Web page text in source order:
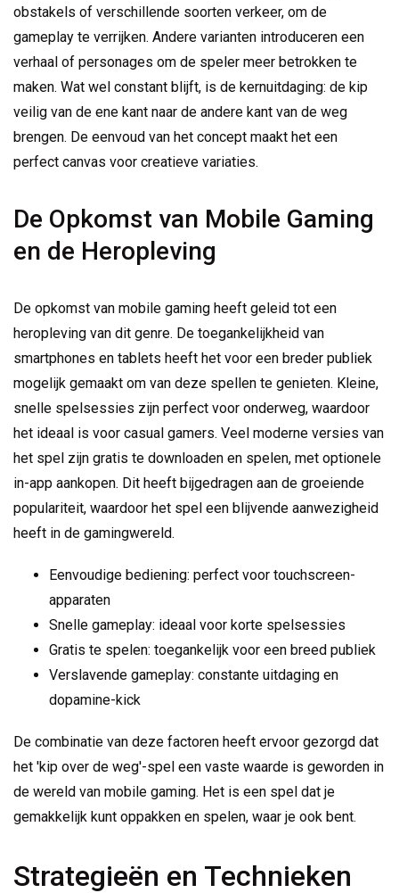
obstakels of verschillende soorten verkeer, om de
gameplay te verrijken. Andere varianten introduceren een
verhaal of personages om de speler meer betrokken te
maken. Wat wel constant blijft, is de kernuitdaging: de kip
veilig van de ene kant naar de andere kant van de weg
brengen. De eenvoud van het concept maakt het een
perfect canvas voor creatieve variaties.
De Opkomst van Mobile Gaming
en de Heropleving
De opkomst van mobile gaming heeft geleid tot een
heropleving van dit genre. De toegankelijkheid van
smartphones en tablets heeft het voor een breder publiek
mogelijk gemaakt om van deze spellen te genieten. Kleine,
snelle spelsessies zijn perfect voor onderweg, waardoor
het ideaal is voor casual gamers. Veel moderne versies van
het spel zijn gratis te downloaden en spelen, met optionele
in-app aankopen. Dit heeft bijgedragen aan de groeiende
populariteit, waardoor het spel een blijvende aanwezigheid
heeft in de gamingwereld.
Eenvoudige bediening: perfect voor touchscreen-
apparaten
Snelle gameplay: ideaal voor korte spelsessies
Gratis te spelen: toegankelijk voor een breed publiek
Verslavende gameplay: constante uitdaging en
dopamine-kick
De combinatie van deze factoren heeft ervoor gezorgd dat
het 'kip over de weg'-spel een vaste waarde is geworden in
de wereld van mobile gaming. Het is een spel dat je
gemakkelijk kunt oppakken en spelen, waar je ook bent.
Strategieën en Technieken